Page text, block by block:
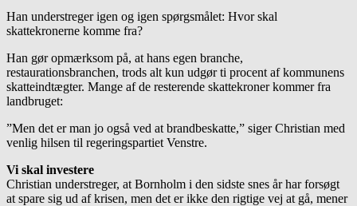
Han understreger igen og igen spørgsmålet: Hvor skal
skattekronerne komme fra?
Han gør opmærksom på, at hans egen branche,
restaurationsbranchen, trods alt kun udgør ti procent af kommunens
skatteindtægter. Mange af de resterende skattekroner kommer fra
landbruget:
”Men det er man jo også ved at brandbeskatte,” siger Christian med
venlig hilsen til regeringspartiet Venstre.
Vi skal investere
Christian understreger, at Bornholm i den sidste snes år har forsøgt
at spare sig ud af krisen, men det er ikke den rigtige vej at gå, mener